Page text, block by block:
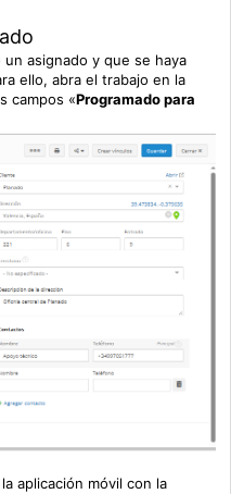
asignado y que se haya
ello, abra el trabajo en la
campos «Programado para
aplicación móvil con la